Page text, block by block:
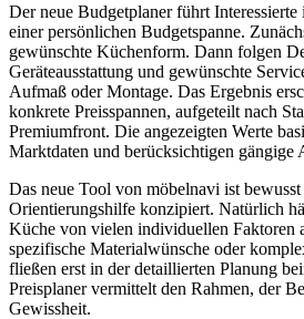
Der neue Budgetplaner führt
einer persönlichen Budgetspanne.
gewünschte Küchenform. Dann folgen
Geräteausstattung und gewünschte
Aufmaß oder Montage. Das Ergebnis
konkrete Preisspannen, aufgeteilt nach
Premiumfront. Die angezeigten Werte
Marktdaten und berücksichtigen gängige
Das neue Tool von möbelnavi ist bewusst
Orientierungshilfe konzipiert. Natürlich
Küche von vielen individuellen Faktoren
spezifische Materialwünsche oder
fließen erst in der detaillierten Planung
Preisplaner vermittelt den Rahmen, der
Gewissheit.